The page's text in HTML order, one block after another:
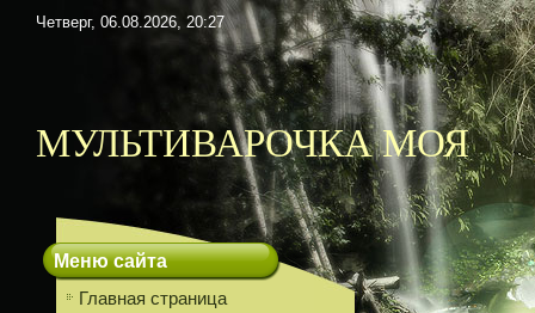
Четверг, 06.08.2026, 20:27
МУЛЬТИВАРОЧКА МОЯ
Меню сайта
Главная страница